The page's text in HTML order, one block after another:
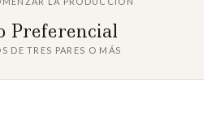
Preferencial
DE TRES PARES O MÁS